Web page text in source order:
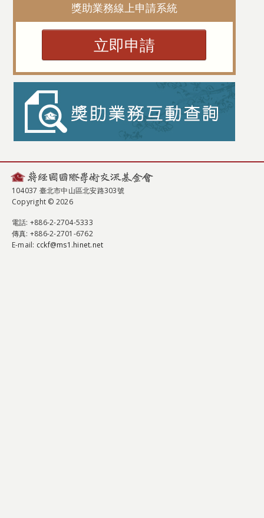
獎助業務線上申請系統
立即申請
104037 臺北市中山區北安路303號
Copyright © 2026
電話: +886-2-2704-5333
傳真: +886-2-2701-6762
E-mail: cckf@ms1.hinet.net